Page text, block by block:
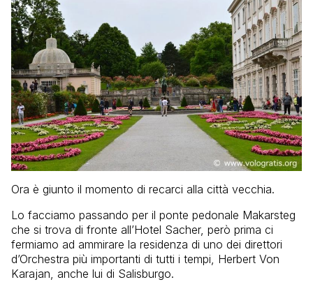
Ora è giunto il momento di recarci alla città vecchia.
Lo facciamo passando per il ponte pedonale Makarsteg
che si trova di fronte all’Hotel Sacher, però prima ci
fermiamo ad ammirare la residenza di uno dei direttori
d’Orchestra più importanti di tutti i tempi, Herbert Von
Karajan, anche lui di Salisburgo.